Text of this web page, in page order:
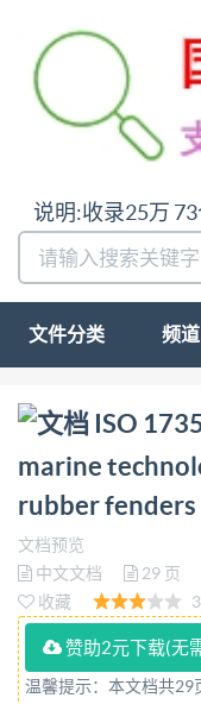
说明:收录25万
文件分类 频道
问:哪里下载ISO
technology —
Part 1 High
ISO
marine
rubber
文档预览
中文文档
29 页
收藏
赞助2元下载(无
温馨提示：本文档共29